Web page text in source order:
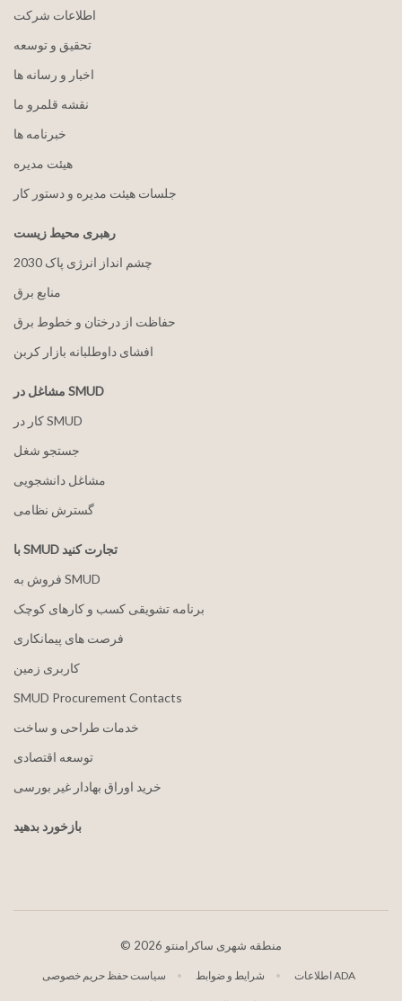
اطلاعات شرکت
تحقیق و توسعه
اخبار و رسانه ها
نقشه قلمرو ما
خبرنامه ها
هيئت مدیره
جلسات هیئت مدیره و دستور کار
رهبری محیط زیست
2030 چشم انداز انرژی پاک
منابع برق
حفاظت از درختان و خطوط برق
افشای داوطلبانه بازار کربن
مشاغل در SMUD
کار در SMUD
جستجو شغل
مشاغل دانشجویی
گسترش نظامی
با SMUD تجارت کنید
فروش به SMUD
برنامه تشویقی کسب و کارهای کوچک
فرصت های پیمانکاری
کاربری زمین
SMUD Procurement Contacts
خدمات طراحی و ساخت
توسعه اقتصادی
خرید اوراق بهادار غیر بورسی
بازخورد بدهید
© 2026 منطقه شهری ساکرامنتو
سیاست حفظ حریم خصوصی شرایط و ضوابط اطلاعات ADA